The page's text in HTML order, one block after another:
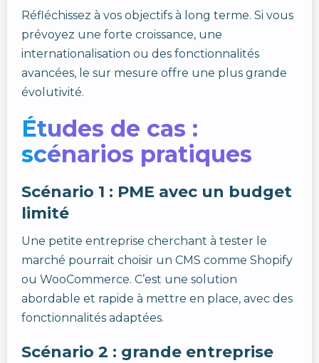
Réfléchissez à vos objectifs à long terme. Si vous
prévoyez une forte croissance, une
internationalisation ou des fonctionnalités
avancées, le sur mesure offre une plus grande
évolutivité.
Études de cas :
scénarios pratiques
Scénario 1 : PME avec un budget
limité
Une petite entreprise cherchant à tester le
marché pourrait choisir un CMS comme Shopify
ou WooCommerce. C’est une solution
abordable et rapide à mettre en place, avec des
fonctionnalités adaptées.
Scénario 2 : grande entreprise